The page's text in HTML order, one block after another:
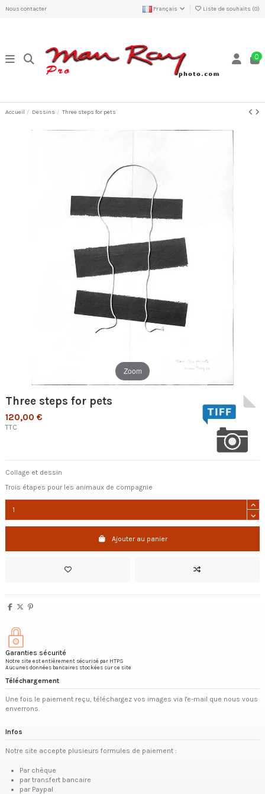
Nous contacter Français Liste de souhaits (0)
0
Accueil Dessins Three steps for pets
Zoom
Three steps for pets
120,00 €
TTC
Collage et dessin
Trois étapes pour les animaux de compagnie
Ajouter au panier
Garanties sécurité
Notre site est entièrement sécurisé par HTPS
Aucunes données bancaires stockées sur ce site
Téléchargement
Une fois le paiement reçu, téléchargez vos images via l'e-mail que nous vous
enverrons.
Infos
Notre site accepte plusieurs formules de paiement :
Par chèque
par transfert bancaire
par Paypal